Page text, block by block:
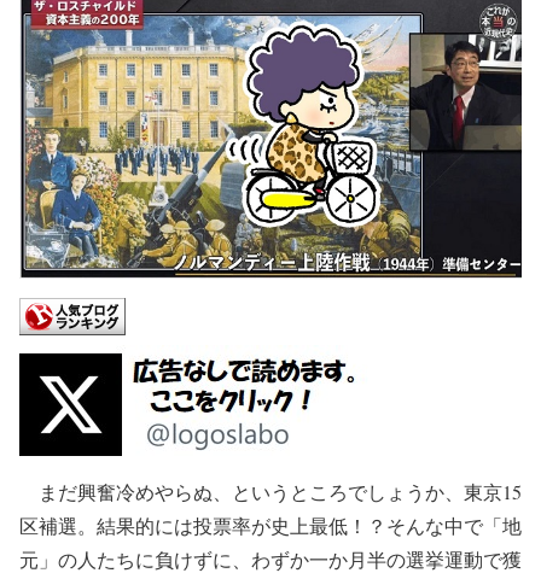
まだ興奮冷めやらぬ、というところでしょうか、東京15
区補選。結果的には投票率が史上最低！？そんな中で「地
元」の人たちに負けずに、わずか一か月半の選挙運動で獲